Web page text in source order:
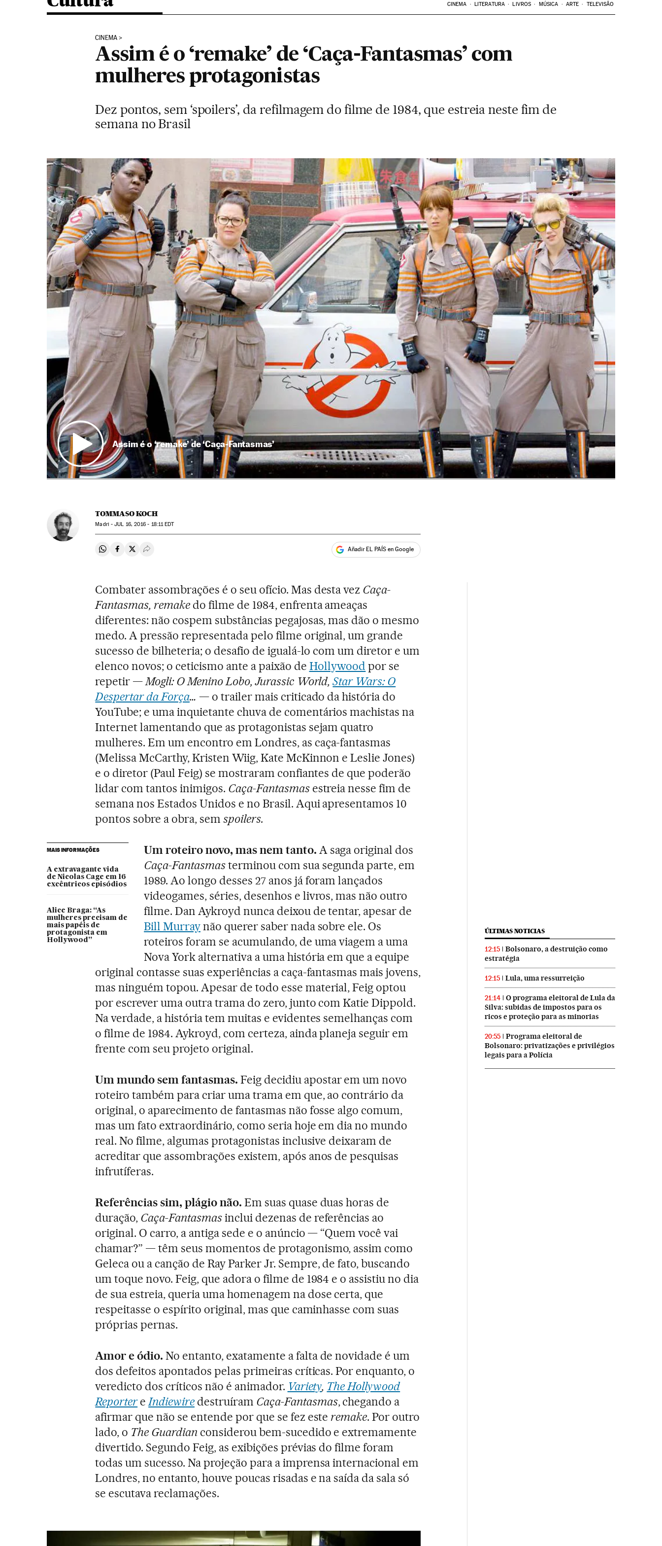
CINEMA LITERATURA LIVROS MÚSICA ARTE TELEVISÃO
CINEMA
Assim é o ‘remake’ de ‘Caça-Fantasmas’ com
mulheres protagonistas
Dez pontos, sem ‘spoilers’, da refilmagem do filme de 1984, que estreia neste fim de
semana no Brasil
Assim é o ‘remake’ de ‘Caça-Fantasmas’
TOMMASO KOCH
Madri -JUL 16, 2016 - 18:11EDT
Compartir en Whatsapp
Compartir en Facebook
Compartir en Twitter
Desplegar Redes Sociales Añadir EL PAÍS en Google
Combater assombrações é o seu ofício. Mas desta vez Caça-
Fantasmas, remakedo filme de 1984, enfrenta ameaças
diferentes: não cospem substâncias pegajosas, mas dão o mesmo
medo. A pressão representada pelo filme original, um grande
sucesso de bilheteria; o desafio de igualá-lo com um diretor e um
elenco novos; o ceticismo ante a paixão de Hollywood por se
repetir —Mogli: O Menino Lobo, Jurassic World,Star Wars: O
Despertar da Força… — o trailer mais criticado da história do
YouTube; e uma inquietante chuva de comentários machistas na
Internet lamentando que as protagonistas sejam quatro
mulheres. Em um encontro em Londres, as caça-fantasmas
(Melissa McCarthy, Kristen Wiig, Kate McKinnon e Leslie Jones)
e o diretor (Paul Feig) se mostraram confiantes de que poderão
lidar com tantos inimigos. Caça-Fantasmas estreia nesse fim de
semana nos Estados Unidos e no Brasil. Aqui apresentamos 10
pontos sobre a obra, sem spoilers.
MAIS INFORMAÇÕES
A extravagante vida
de Nicolas Cage em 16
excêntricos episódios
Alice Braga: “As
mulheres precisam de
mais papéis de
protagonista em
Hollywood”
Um roteiro novo, mas nem tanto. A saga original dos
Caça-Fantasmasterminou com sua segunda parte, em
1989. Ao longo desses 27 anos já foram lançados
videogames, séries, desenhos e livros, mas não outro
filme. Dan Aykroyd nunca deixou de tentar, apesar de
Bill Murraynão querer saber nada sobre ele. Os
roteiros foram se acumulando, de uma viagem a uma
Nova York alternativa a uma história em que a equipe
original contasse suas experiências a caça-fantasmas mais jovens,
mas ninguém topou. Apesar de todo esse material, Feig optou
por escrever uma outra trama do zero, junto com Katie Dippold.
Na verdade, a história tem muitas e evidentes semelhanças com
o filme de 1984. Aykroyd, com certeza, ainda planeja seguir em
frente com seu projeto original.
Um mundo sem fantasmas. Feig decidiu apostar em um novo
roteiro também para criar uma trama em que, ao contrário da
original, o aparecimento de fantasmas não fosse algo comum,
mas um fato extraordinário, como seria hoje em dia no mundo
real. No filme, algumas protagonistas inclusive deixaram de
acreditar que assombrações existem, após anos de pesquisas
infrutíferas.
Referências sim, plágio não. Em suas quase duas horas de
duração, Caça-Fantasmasinclui dezenas de referências ao
original. O carro, a antiga sede e o anúncio — “Quem você vai
chamar?” — têm seus momentos de protagonismo, assim como
Geleca ou a canção de Ray Parker Jr. Sempre, de fato, buscando
um toque novo. Feig, que adora o filme de 1984 e o assistiu no dia
de sua estreia, queria uma homenagem na dose certa, que
respeitasse o espírito original, mas que caminhasse com suas
próprias pernas.
Amor e ódio.No entanto, exatamente a falta de novidade é um
dos defeitos apontados pelas primeiras críticas. Por enquanto, o
veredicto dos críticos não é animador. Variety, The Hollywood
ReportereIndiewiredestruíram Caça-Fantasmas, chegando a
afirmar que não se entende por que se fez este remake. Por outro
lado, o The Guardian considerou bem-sucedido e extremamente
divertido. Segundo Feig, as exibições prévias do filme foram
todas um sucesso. Na projeção para a imprensa internacional em
Londres, no entanto, houve poucas risadas e na saída da sala só
se escutava reclamações.
ÚLTIMAS NOTICIAS
12:15
Bolsonaro, a destruição como
estratégia
12:15 Lula, uma ressurreição
21:14
O programa eleitoral de Lula da
Silva: subidas de impostos para os
ricos e proteção para as minorias
20:55
Programa eleitoral de
Bolsonaro: privatizações e privilégios
legais para a Polícia